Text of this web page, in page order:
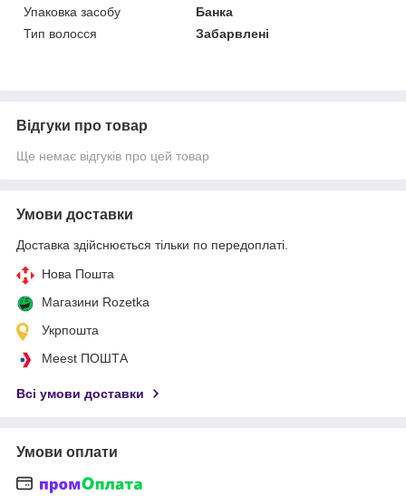
Упаковка засобу
Банка
Тип волосся
Забарвлені
Відгуки про товар
Ще немає відгуків про цей товар
Умови доставки
Доставка здійснюється тільки по передоплаті.
Нова Пошта
Магазини Rozetka
Укрпошта
Meest ПОШТА
Всі умови доставки
Умови оплати